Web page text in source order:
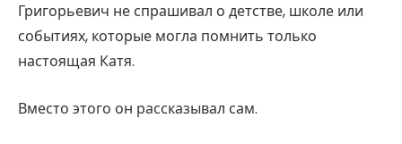
Григорьевич не спрашивал о детстве, школе или
событиях, которые могла помнить только
настоящая Катя.
Вместо этого он рассказывал сам.